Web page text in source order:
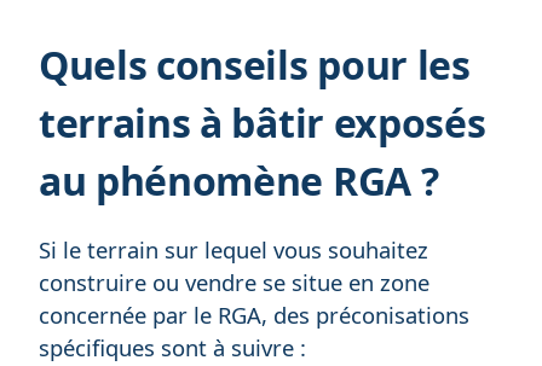
Quels conseils pour les
terrains à bâtir exposés
au phénomène RGA ?
Si le terrain sur lequel vous souhaitez
construire ou vendre se situe en zone
concernée par le RGA, des préconisations
spécifiques sont à suivre :